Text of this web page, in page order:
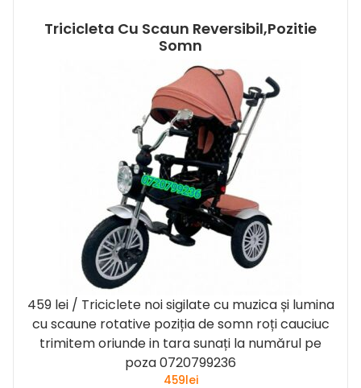
Tricicleta Cu Scaun Reversibil,pozitie
Somn
459 lei / Triciclete noi sigilate cu muzica și lumina
cu scaune rotative poziția de somn roți cauciuc
trimitem oriunde in tara sunați la numărul pe
poza 0720799236
459lei